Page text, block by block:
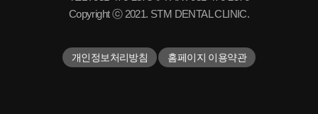
Copyright ⓒ 2021. STM DENTAL CLINIC.
개인정보처리방침 홈페이지 이용약관